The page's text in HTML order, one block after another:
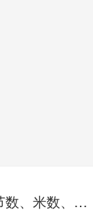
链承技术小课堂-节数、米数、寸、分：链条的计量单位，你分得清吗？